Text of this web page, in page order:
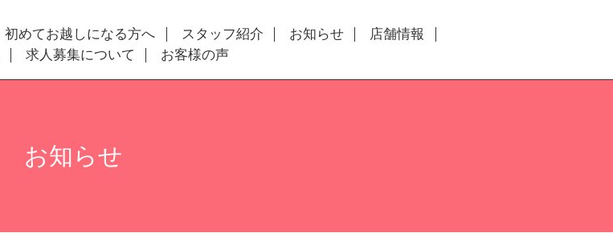
初めてお越しになる方へ スタッフ紹介 お知らせ
店舗情報
求人募集について お客様の声
お知らせ